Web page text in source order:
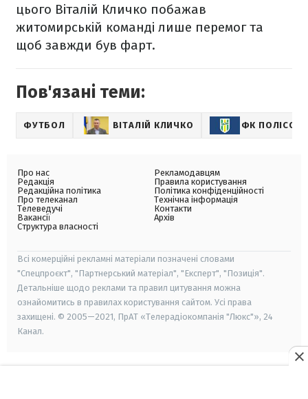
цього Віталій Кличко побажав
житомирській команді лише перемог та
щоб завжди був фарт.
Пов'язані теми:
ФУТБОЛ ВІТАЛІЙ КЛИЧКО ФК ПОЛІССЯ
Про нас
Редакція
Редакційна політика
Про телеканал
Телеведучі
Вакансії
Структура власності
Рекламодавцям
Правила користування
Політика конфіденційності
Технічна інформація
Контакти
Архів
Всі комерційні рекламні матеріали позначені словами
"Спецпроєкт", "Партнерський матеріал", "Експерт", "Позиція".
Детальніше щодо реклами та правил цитування можна
ознайомитись в правилах користування сайтом. Усі права
захищені. © 2005—2021, ПрАТ «Телерадіокомпанія "Люкс"», 24
Канал.